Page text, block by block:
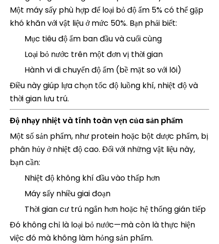
Một máy sấy phù hợp để loại bỏ độ ẩm 5% có thể gặp
khó khăn với vật liệu ở mức 50%. Bạn phải biết:
Mục tiêu độ ẩm ban đầu và cuối cùng
Loại bỏ nước trên một đơn vị thời gian
Hành vi di chuyển độ ẩm (bề mặt so với lõi)
Điều này giúp lựa chọn tốc độ luồng khí, nhiệt độ và
thời gian lưu trú.
Độ nhạy nhiệt và tính toàn vẹn của sản phẩm
Một số sản phẩm, như protein hoặc bột dược phẩm, bị
phân hủy ở nhiệt độ cao. Đối với những vật liệu này,
bạn cần:
Nhiệt độ không khí đầu vào thấp hơn
Máy sấy nhiều giai đoạn
Thời gian cư trú ngắn hơn hoặc hệ thống gián tiếp
Đó không chỉ là loại bỏ nước—mà còn là thực hiện
việc đó mà không làm hỏng sản phẩm.